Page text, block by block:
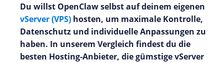
Du willst OpenClaw selbst auf deinem eigenen
vServer (VPS) hosten, um maximale Kontrolle,
Datenschutz und individuelle Anpassungen zu
haben. In unserem Vergleich findest du die
besten Hosting-Anbieter, die gümstige vServer